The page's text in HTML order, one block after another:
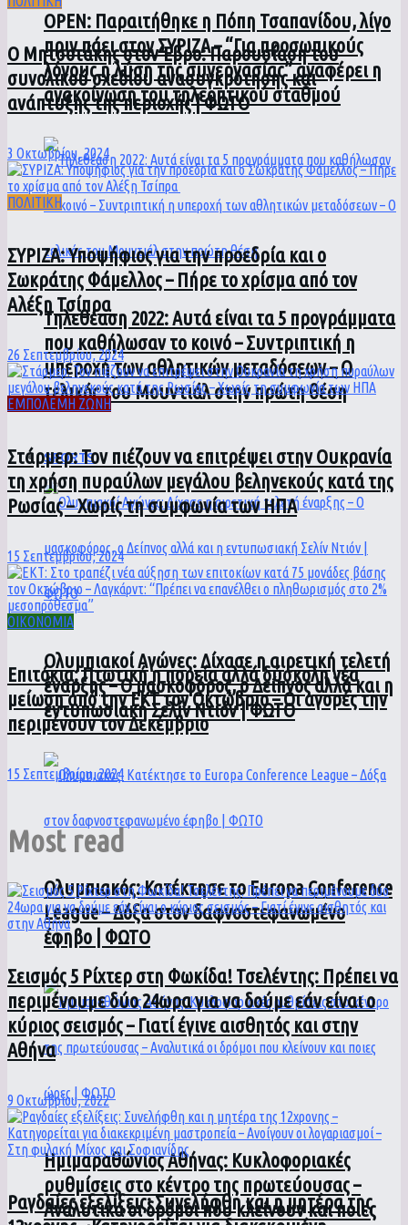
ΟPEN: Παραιτήθηκε η Πόπη Τσαπανίδου, λίγο
πριν πάει στον ΣΥΡΙΖΑ – “Για προσωπικούς
λόγους η λύση της συνεργασίας” αναφέρει η
ανακοίνωση του τηλεοπτικού σταθμού
Τηλεθέαση 2022: Αυτά είναι τα 5 προγράμματα
που καθήλωσαν το κοινό – Συντριπτική η
υπεροχή των αθλητικών μεταδόσεων – Ο
τελικός του Μουντιάλ στην πρώτη θέση
SPORTS
Ολυμπιακοί Αγώνες: Δίχασε η αιρετική τελετή
έναρξης – Ο μασκοφόρος, ο Δείπνος αλλά και η
εντυπωσιακή Σελίν Ντιόν | ΦΩΤΟ
Ολυμπιακός: Κατέκτησε το Europa Conference
League – Δόξα στον δαφνοστεφανωμένο
έφηβο | ΦΩΤΟ
Ημιμαραθώνιος Αθήνας: Κυκλοφοριακές
ρυθμίσεις στο κέντρο της πρωτεύουσας –
Αναλυτικά οι δρόμοι που κλείνουν και ποιες
Ο Μητσοτάκης στον Έβρο: Παρουσίαση του
συνολικού σχεδίου ανασυγκρότησης και
ανάπτυξης της περιοχής | ΦΩΤΟ
3 Οκτωβρίου, 2024
ΠΟΛΙΤΙΚΗ
ΣΥΡΙΖΑ: Υποψήφιος για την προεδρία και ο
Σωκράτης Φάμελλος – Πήρε το χρίσμα από τον
Αλέξη Τσίπρα
26 Σεπτεμβρίου, 2024
ΕΜΠΟΛΕΜΗ ΖΩΝΗ
Στάρμερ: Τον πιέζουν να επιτρέψει στην Ουκρανία
τη χρήση πυραύλων μεγάλου βεληνεκούς κατά της
Ρωσίας – Χωρίς τη συμφωνία των ΗΠΑ
15 Σεπτεμβρίου, 2024
ΟΙΚΟΝΟΜΙΑ
Επιτόκια: Πτωτική η πορεία αλλά δύσκολη νέα
μείωση από την ΕΚΤ τον Οκτώβριο – Οι αγορές την
περιμένουν τον Δεκέμβριο
15 Σεπτεμβρίου, 2024
Most read
Σεισμός 5 Ρίχτερ στη Φωκίδα! Τσελέντης: Πρέπει να
περιμένουμε δύο 24ωρα για να δούμε εάν είναι ο
κύριος σεισμός – Γιατί έγινε αισθητός και στην
Αθήνα
9 Οκτωβρίου, 2022
Ραγδαίες εξελίξεις: Συνελήφθη και η μητέρα της